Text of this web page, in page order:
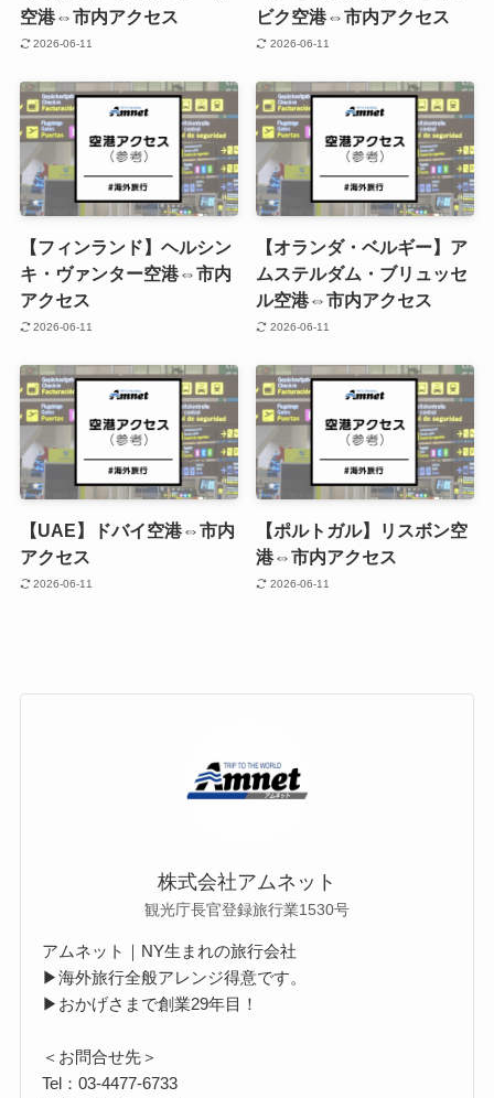
空港⇔市内アクセス
2026-06-11
ビク空港⇔市内アクセス
2026-06-11
【フィンランド】ヘルシン
キ・ヴァンター空港⇔市内
アクセス
2026-06-11
【オランダ・ベルギー】ア
ムステルダム・ブリュッセ
ル空港⇔市内アクセス
2026-06-11
【UAE】ドバイ空港⇔市内
アクセス
2026-06-11
【ポルトガル】リスボン空
港⇔市内アクセス
2026-06-11
株式会社アムネット
観光庁長官登録旅行業1530号
アムネット｜NY生まれの旅行会社
▶海外旅行全般アレンジ得意です。
▶おかげさまで創業29年目！
＜お問合せ先＞
Tel：03-4477-6733